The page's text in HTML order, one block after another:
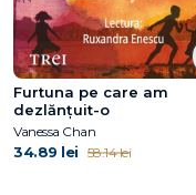
Furtuna pe care am
dezlănțuit-o
Vanessa Chan
34.89 lei 58.14 lei